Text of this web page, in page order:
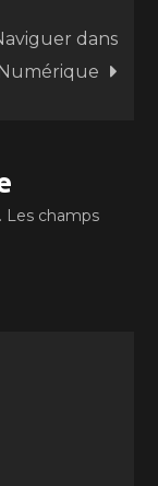
dans
Numérique
Les champs